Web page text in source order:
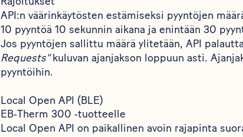
API:n väärinkäytösten estämiseksi pyyntöjen
10 pyyntöä 10 sekunnin aikana ja enintään 30
Jos pyyntöjen sallittu määrä ylitetään, API
Requests"kuluvan ajanjakson loppuun asti.
pyyntöihin.
Local Open API (BLE)
EB‑Therm 300 ‑tuotteelle
Local Open API on paikallinen avoin rajapinta